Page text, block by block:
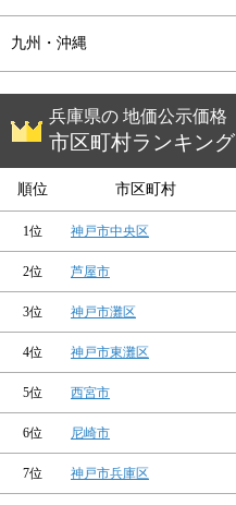
九州・沖縄
兵庫県の 地価公示価格
市区町村ランキング
順位 市区町村
1位 神戸市中央区
2位 芦屋市
3位 神戸市灘区
4位 神戸市東灘区
5位 西宮市
6位 尼崎市
7位 神戸市兵庫区